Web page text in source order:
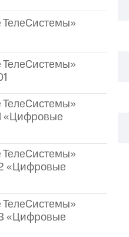
«Цифровые
«Цифровые
«Цифровые